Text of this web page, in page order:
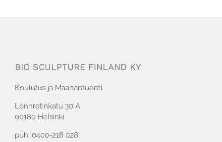
BIO SCULPTURE FINLAND KY
Koulutus ja Maahantuonti
Lönnrotinkatu 30 A
00180 Helsinki
puh: 0400-218 028